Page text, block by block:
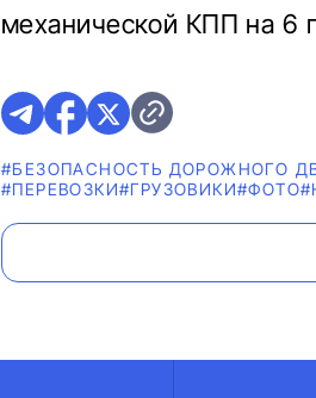
механической КПП на 6
#БЕЗОПАСНОСТЬ ДОРОЖНОГО
#ПЕРЕВОЗКИ#ГРУЗОВИКИ#ФОТО